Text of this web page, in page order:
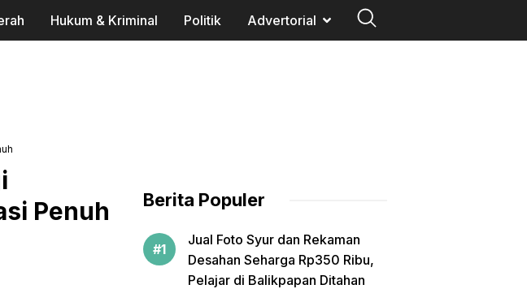
Hukum & Kriminal Politik Advertorial
Penuh
Berita Populer
Jual Foto Syur dan Rekaman
Desahan Seharga Rp350 Ribu,
Pelajar di Balikpapan Ditahan